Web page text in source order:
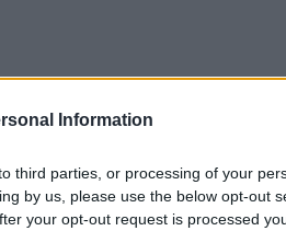
Information
third parties, or processing of your
by us, please use the below opt-out
your opt-out request is processed
τα όσα